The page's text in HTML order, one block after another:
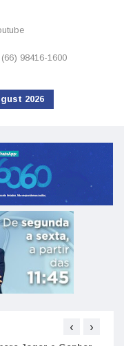
98416-1600
2026
‹ ›